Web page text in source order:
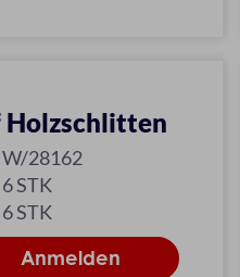
Holzschlitten
W/28162
6 STK
6 STK